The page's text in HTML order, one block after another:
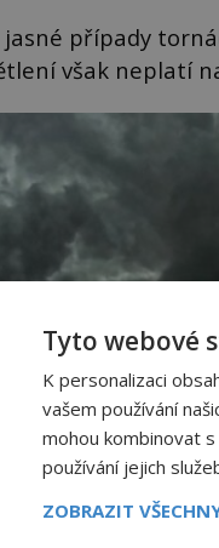
případy
však neplatí
Tyto webové
K personalizaci
vašem používání
mohou kombinovat
používání jejich
ZOBRAZIT